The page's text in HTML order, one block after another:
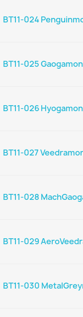
BT11-024
BT11-025 Gaogamon
BT11-026 Hyogamon
BT11-027
BT11-028
BT11-029
BT11-030